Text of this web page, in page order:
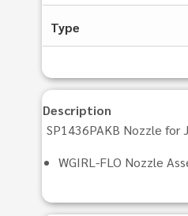
Type
Description
SP1436PAKB Nozzle for
WGIRL-FLO Nozzle